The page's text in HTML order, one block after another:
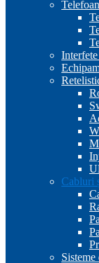
Cabluri